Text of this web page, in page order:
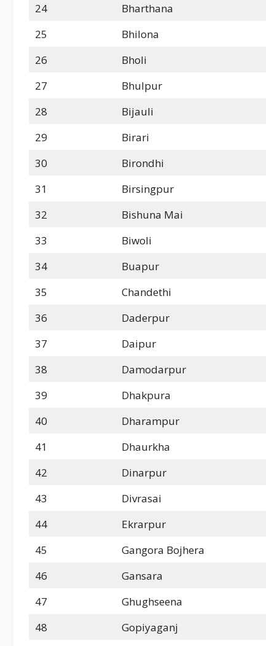
24
Bharthana
25
Bhilona
26
Bholi
27
Bhulpur
28
Bijauli
29
Birari
30
Birondhi
31
Birsingpur
32
Bishuna Mai
33
Biwoli
34
Buapur
35
Chandethi
36
Daderpur
37
Daipur
38
Damodarpur
39
Dhakpura
40
Dharampur
41
Dhaurkha
42
Dinarpur
43
Divrasai
44
Ekrarpur
45
Gangora Bojhera
46
Gansara
47
Ghughseena
48
Gopiyaganj